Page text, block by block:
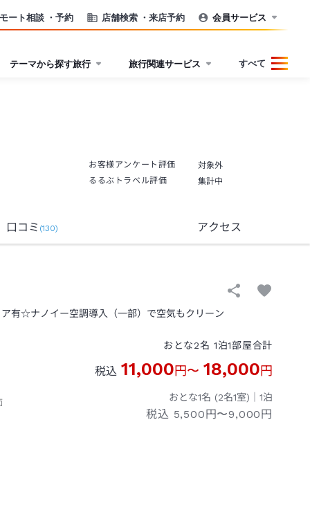
ート相談 ・予約 店舗検索 ・来店予約 会員サービス
テーマから探す旅行 旅行関連サービス すべて
お客様アンケート評価
対象外
るるぶトラベル評価
集計中
口コミ (130) アクセス
有☆ナノイー空調導入（一部）で空気もクリーン
おとな2名 1泊1部屋合計
税込 11,000円〜 18,000円
おとな1名 (2名1室)｜ 1泊
税込 5,500円〜9,000円